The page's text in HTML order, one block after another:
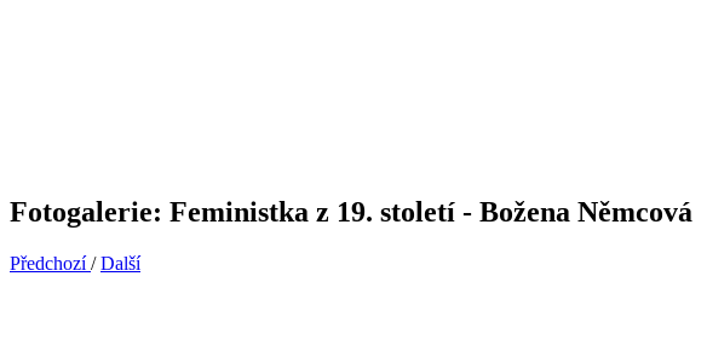
Fotogalerie: Feministka z 19. století - Božena Němcová
Předchozí / Další